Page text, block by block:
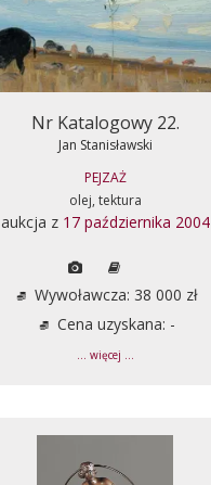
Nr Katalogowy 22.
Jan Stanisławski
PEJZAŻ
olej, tektura
aukcja z 17 października 2004
Wywoławcza: 38 000 zł
Cena uzyskana: -
... więcej ...